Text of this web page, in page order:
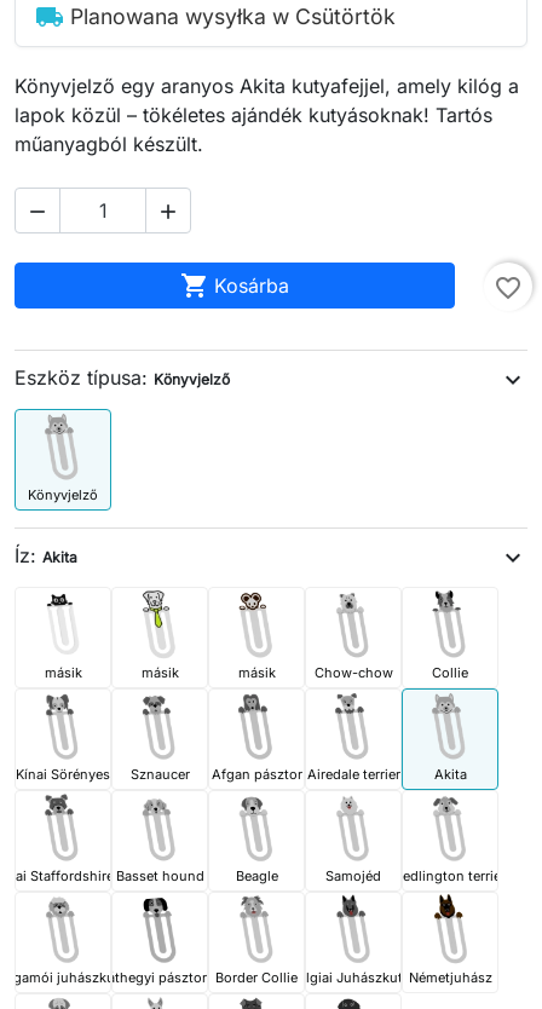
local_shipping Planowana wysyłka w Csütörtök
Könyvjelző egy aranyos Akita kutyafejjel, amely kilóg a
lapok közül – tökéletes ajándék kutyásoknak! Tartós
műanyagból készült.
 
 Kosárba favorite_border
Eszköz típusa: Könyvjelző expand_more
Könyvjelző
Íz: Akita expand_more
másik másik másik Chow-chow Collie
Kínai Sörényes Sznaucer Afgan pásztor Airedale terrier Akita
Staffordshire terrierBasset hound Beagle Samojéd Bedlington terrier
juhászkutya
Bernáthegyi pásztorkutyaBorder CollieBelgiai JuhászkutyaNémetjuhász